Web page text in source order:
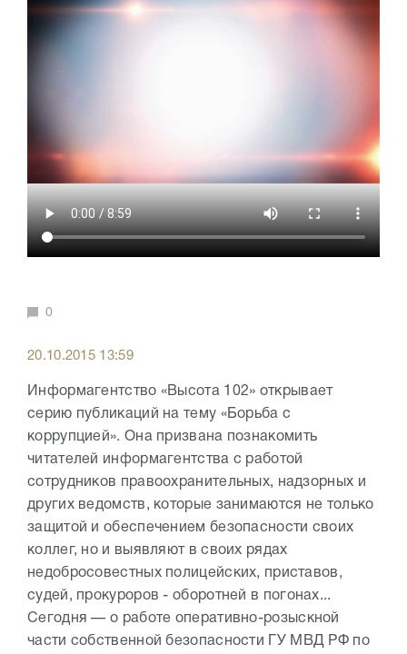
0
20.10.2015 13:59
Информагентство «Высота 102» открывает
серию публикаций на тему «Борьба с
коррупцией». Она призвана познакомить
читателей информагентства с работой
сотрудников правоохранительных, надзорных и
других ведомств, которые занимаются не только
защитой и обеспечением безопасности своих
коллег, но и выявляют в своих рядах
недобросовестных полицейских, приставов,
судей, прокуроров - оборотней в погонах...
Сегодня — о работе оперативно-розыскной
части собственной безопасности ГУ МВД РФ по